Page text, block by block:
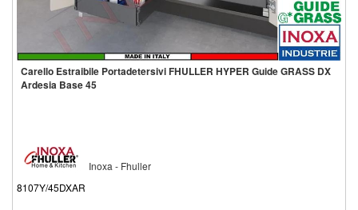
Carello Estraibile Portadetersivi FHULLER HYPER Guide GRASS DX
Ardesia Base 45
Inoxa - Fhuller
8107Y/45DXAR